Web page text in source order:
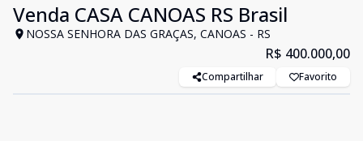
Venda CASA CANOAS RS Brasil
NOSSA SENHORA DAS GRAÇAS, CANOAS - RS
R$ 400.000,00
Compartilhar Favorito